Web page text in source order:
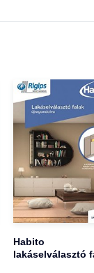
Habito
lakáselválasztó